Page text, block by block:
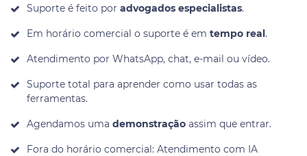
Suporte é feito por advogados especialistas.
Em horário comercial o suporte é em tempo real.
Atendimento por WhatsApp, chat, e-mail ou vídeo.
Suporte total para aprender como usar todas as
ferramentas.
Agendamos uma demonstração assim que entrar.
Fora do horário comercial: Atendimento com IA